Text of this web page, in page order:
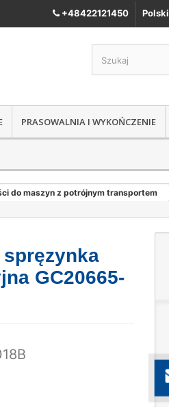
Polski
+48422121450
PRASOWALNIA I WYKOŃCZENIE
do maszyn z potrójnym transportem
spręzynka
GC20665-